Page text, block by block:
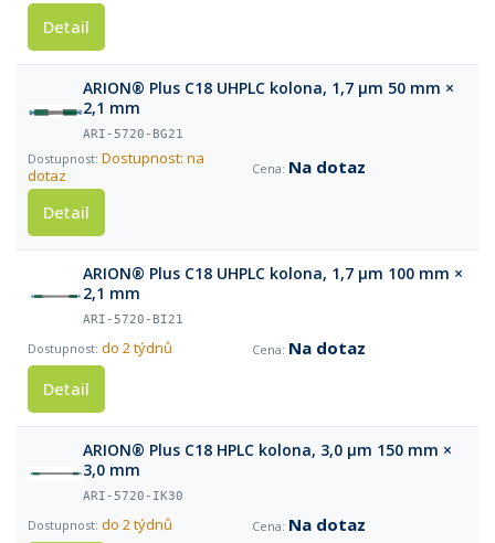
Detail
ARION® Plus C18 UHPLC kolona, 1,7 µm 50 mm ×
2,1 mm
ARI-5720-BG21
Dostupnost: na
dotaz
Na dotaz
Detail
ARION® Plus C18 UHPLC kolona, 1,7 µm 100 mm ×
2,1 mm
ARI-5720-BI21
do 2 týdnů
Na dotaz
Detail
ARION® Plus C18 HPLC kolona, 3,0 µm 150 mm ×
3,0 mm
ARI-5720-IK30
do 2 týdnů
Na dotaz